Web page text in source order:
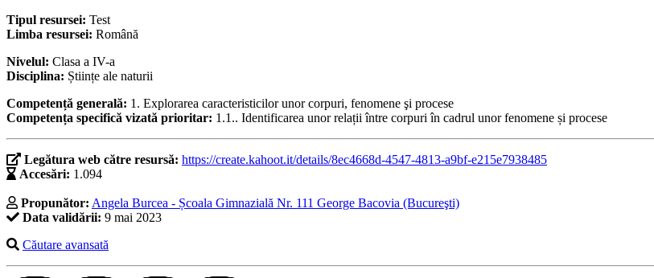
Tipul resursei: Test
Limba resursei: Română
Nivelul: Clasa a IV-a
Disciplina: Științe ale naturii
Competență generală: 1. Explorarea caracteristicilor unor corpuri, fenomene şi procese
Competența specifică vizată prioritar: 1.1.. Identificarea unor relații între corpuri în cadrul unor fenomene și procese
Legătura web către resursă: https://create.kahoot.it/details/8ec4668d-4547-4813-a9bf-e215e7938485
Accesări: 1.094
Propunător: Angela Burcea - Școala Gimnazială Nr. 111 George Bacovia (Bucureşti)
Data validării: 9 mai 2023
Căutare avansată